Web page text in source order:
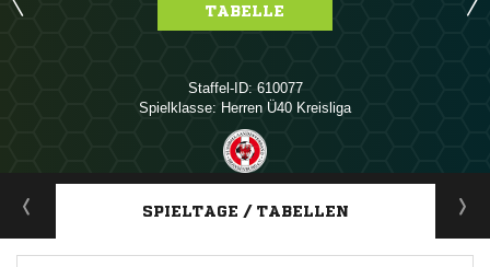
TABELLE
Staffel-ID: 610077
Spielklasse: Herren Ü40 Kreisliga
ANZEIGE
SPIELTAGE / TABELLEN